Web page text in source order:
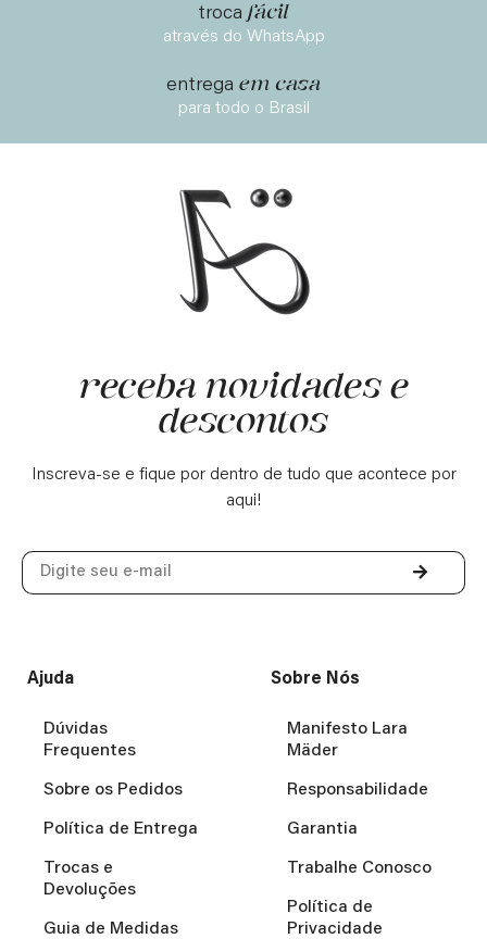
troca fácil
através do WhatsApp
entrega em casa
para todo o Brasil
receba novidades e
descontos
Inscreva-se e fique por dentro de tudo que acontece por
aqui!
Ajuda
Dúvidas
Frequentes
Sobre os Pedidos
Política de Entrega
Trocas e
Devoluções
Guia de Medidas
Sobre Nós
Manifesto Lara
Mäder
Responsabilidade
Garantia
Trabalhe Conosco
Política de
Privacidade